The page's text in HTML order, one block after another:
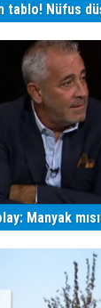
tablo! Nüfus
Manyak